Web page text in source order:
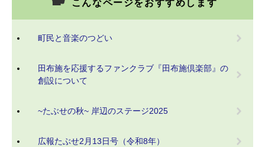
こんなページをおすすめします
町民と音楽のつどい
田布施を応援するファンクラブ『田布施倶楽部』の
創設について
~たぶせの秋~ 岸辺のステージ2025
広報たぶせ2月13日号（令和8年）